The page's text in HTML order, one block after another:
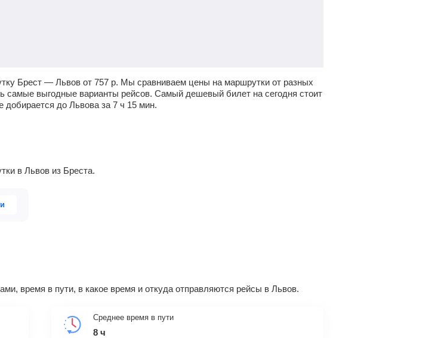
Брест — Львов от 757 р. Мы сравниваем цены на маршрутки от разных
самые выгодные варианты рейсов. Самый дешевый билет на сегодня стоит
добирается до Львова за 7 ч 15 мин.
в Львов из Бреста.
время в пути, в какое время и откуда отправляются рейсы в Львов.
Среднее время в пути
8 ч